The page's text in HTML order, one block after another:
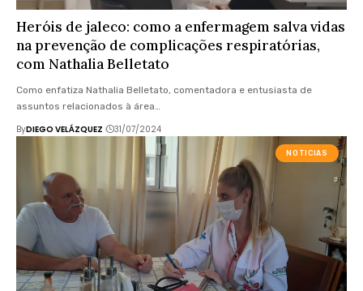
Heróis de jaleco: como a enfermagem salva vidas
na prevenção de complicações respiratórias,
com Nathalia Belletato
Como enfatiza Nathalia Belletato, comentadora e entusiasta de
assuntos relacionados à área…
ByDIEGO VELÁZQUEZ 31/07/2024
NOTICIAS